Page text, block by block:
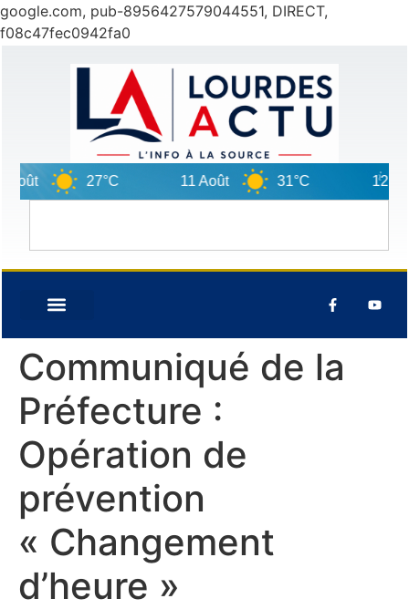
google.com, pub-8956427579044551, DIRECT,
f08c47fec0942fa0
27°C 11 Août 31°C 12 Août
Communiqué de la
Préfecture :
Opération de
prévention
« Changement
d’heure »